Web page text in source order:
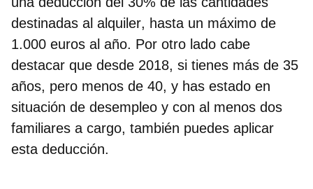
destinadas al alquiler, hasta un máximo de
1.000 euros al año. Por otro lado cabe
destacar que desde 2018, si tienes más de 35
años, pero menos de 40, y has estado en
situación de desempleo y con al menos dos
familiares a cargo, también puedes aplicar
esta deducción.